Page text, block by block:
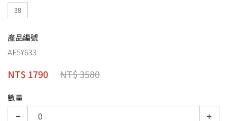
38
產品編號
AF5Y633
NT$ 1790 NT$ 3580
數量